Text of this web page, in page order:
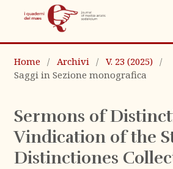
Home / Archivi / V. 23 (2025)
/
Saggi in Sezione monografica
Sermons of
Vindication of the
Distinctiones